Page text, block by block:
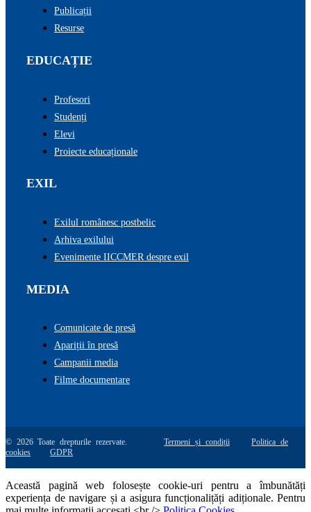
Publicații
Resurse
EDUCAȚIE
Profesori
Studenți
Elevi
Proiecte educaționale
EXIL
Exilul românesc postbelic
Arhiva exilului
Evenimente IICCMER despre exil
MEDIA
Comunicate de presă
Apariții în presă
Campanii media
Filme documentare
© 2026 Toate drepturile rezervate.Termeni și condiții
Politica de
cookies
GDPR
Această pagină web folosește cookie-uri pentru a îmbunătăți
experiența de navigare și a asigura funcționalițăți adiționale. Pentru